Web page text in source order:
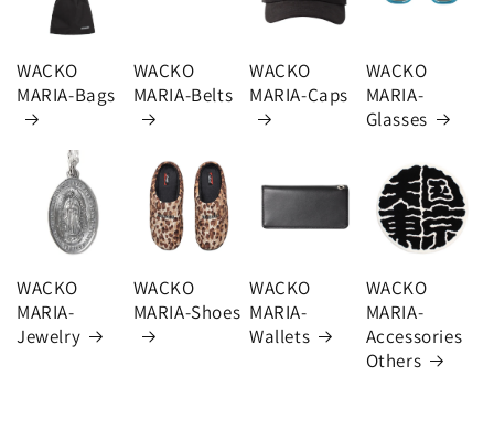
WACKO
MARIA-Bags
WACKO
MARIA-Belts
WACKO
MARIA-Caps
WACKO
MARIA-
Glasses
WACKO
MARIA-
Jewelry
WACKO
MARIA-Shoes
WACKO
MARIA-
Wallets
WACKO
MARIA-
Accessories
Others